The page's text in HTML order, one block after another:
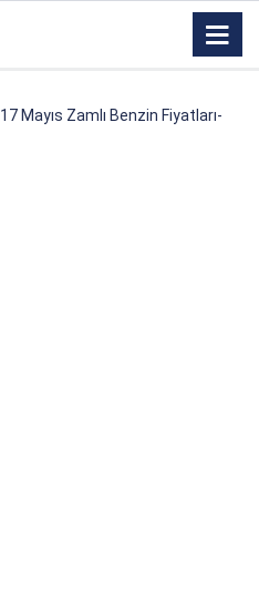
17 Mayıs Zamlı Benzin Fiyatları-